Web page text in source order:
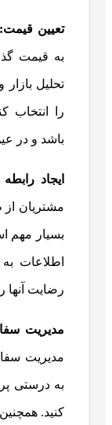
تعیین قیمت:
به قیمت
تحلیل
را انتخاب
باشد و در
ایجاد
مشتریان
بسیار مهم
اطلاعات
رضایت آنها
مدیریت
مدیریت
به درستی
کنید.